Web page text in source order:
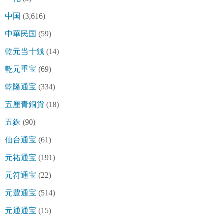
中国 (3,616)
中華民国 (59)
乾元当十銭 (14)
乾元重宝 (69)
乾隆通宝 (334)
五厘青銅貨 (18)
五銖 (90)
仙台通宝 (61)
元祐通宝 (191)
元符通宝 (22)
元豊通宝 (514)
元通通宝 (15)